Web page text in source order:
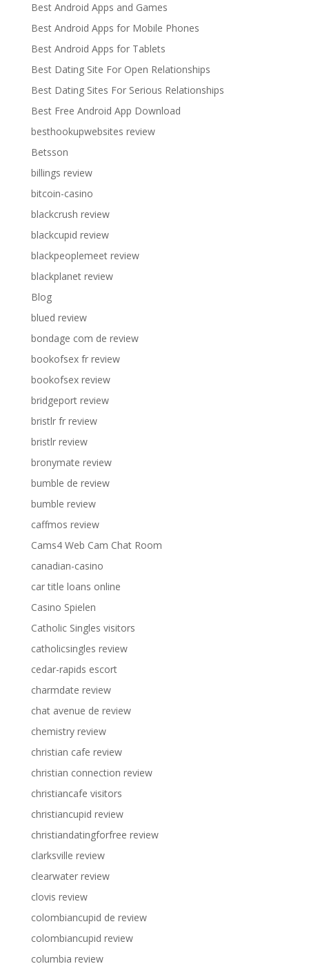
Best Android Apps and Games
Best Android Apps for Mobile Phones
Best Android Apps for Tablets
Best Dating Site For Open Relationships
Best Dating Sites For Serious Relationships
Best Free Android App Download
besthookupwebsites review
Betsson
billings review
bitcoin-casino
blackcrush review
blackcupid review
blackpeoplemeet review
blackplanet review
Blog
blued review
bondage com de review
bookofsex fr review
bookofsex review
bridgeport review
bristlr fr review
bristlr review
bronymate review
bumble de review
bumble review
caffmos review
Cams4 Web Cam Chat Room
canadian-casino
car title loans online
Casino Spielen
Catholic Singles visitors
catholicsingles review
cedar-rapids escort
charmdate review
chat avenue de review
chemistry review
christian cafe review
christian connection review
christiancafe visitors
christiancupid review
christiandatingforfree review
clarksville review
clearwater review
clovis review
colombiancupid de review
colombiancupid review
columbia review